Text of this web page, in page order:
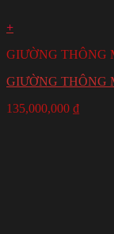
+
GIƯỜNG THÔNG
GIƯỜNG THÔNG
135,000,000 ₫